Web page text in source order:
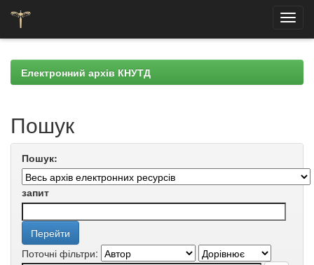
navigationЕлектронний архів КНУТД
Пошук
Пошук:
запит
Поточні фільтри: